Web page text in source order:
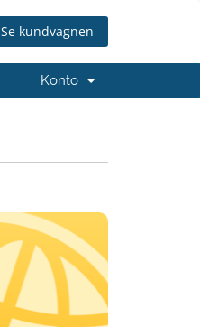
Se kundvagnen
Konto